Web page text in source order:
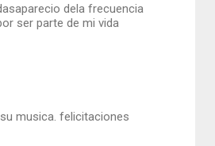
dela frecuencia
ser parte de mi vida
musica. felicitaciones